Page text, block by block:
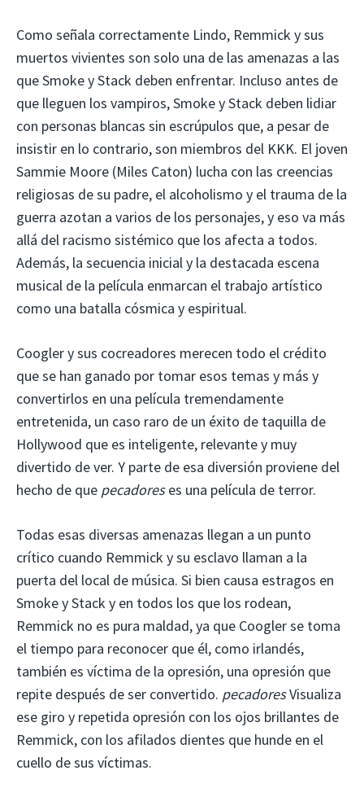
Como señala correctamente Lindo, Remmick y sus
muertos vivientes son solo una de las amenazas a las
que Smoke y Stack deben enfrentar. Incluso antes de
que lleguen los vampiros, Smoke y Stack deben lidiar
con personas blancas sin escrúpulos que, a pesar de
insistir en lo contrario, son miembros del KKK. El joven
Sammie Moore (Miles Caton) lucha con las creencias
religiosas de su padre, el alcoholismo y el trauma de la
guerra azotan a varios de los personajes, y eso va más
allá del racismo sistémico que los afecta a todos.
Además, la secuencia inicial y la destacada escena
musical de la película enmarcan el trabajo artístico
como una batalla cósmica y espiritual.
Coogler y sus cocreadores merecen todo el crédito
que se han ganado por tomar esos temas y más y
convertirlos en una película tremendamente
entretenida, un caso raro de un éxito de taquilla de
Hollywood que es inteligente, relevante y muy
divertido de ver. Y parte de esa diversión proviene del
hecho de que pecadoreses una película de terror.
Todas esas diversas amenazas llegan a un punto
crítico cuando Remmick y su esclavo llaman a la
puerta del local de música. Si bien causa estragos en
Smoke y Stack y en todos los que los rodean,
Remmick no es pura maldad, ya que Coogler se toma
el tiempo para reconocer que él, como irlandés,
también es víctima de la opresión, una opresión que
repite después de ser convertido. pecadoresVisualiza
ese giro y repetida opresión con los ojos brillantes de
Remmick, con los afilados dientes que hunde en el
cuello de sus víctimas.